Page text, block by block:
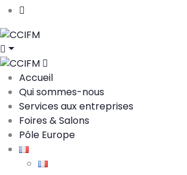
Accueil
Qui sommes-nous
Services aux entreprises
Foires & Salons
Pôle Europe